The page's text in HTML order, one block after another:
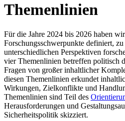
Themenlinien
Für die Jahre 2024 bis 2026 haben
Forschungsschwerpunkte definiert,
unterschiedlichen Perspektiven
vier Themenlinien betreffen politisch
Fragen von großer inhaltlicher
diesen Themenlinien erkundet
Wirkungen, Zielkonflikte und
Themenlinien sind Teil des
Herausforderungen und
Sicherheitspolitik skizziert.